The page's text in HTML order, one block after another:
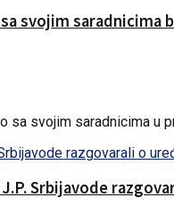
svojim saradnicima
sa svojim saradnicima u
Srbijavode